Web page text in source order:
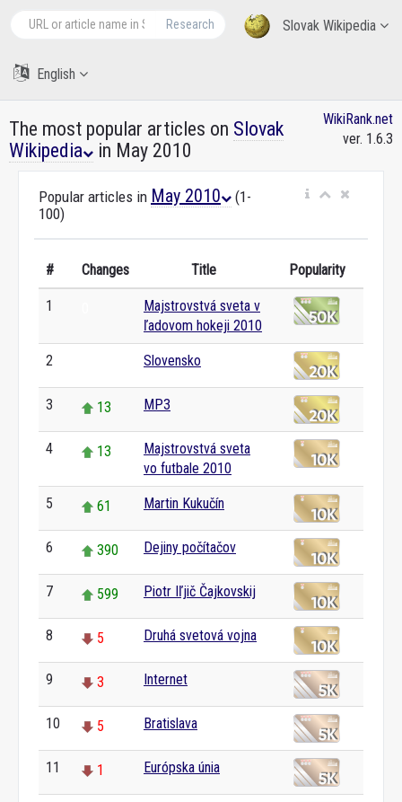
Slovak Wikipedia
Research
English
The most popular articles on Slovak
Wikipedia
in May 2010
WikiRank.net
ver. 1.6.3
Popular articles in May 2010
(1-
100)
# Changes Title Popularity
1
Majstrovstvá sveta v
ľadovom hokeji 2010
2 Slovensko
3 13 MP3
4 13
Majstrovstvá sveta
vo futbale 2010
5 61 Martin Kukučín
6 390 Dejiny počítačov
7 599 Piotr Iľjič Čajkovskij
8 5 Druhá svetová vojna
9 3 Internet
10 5 Bratislava
11 1 Európska únia